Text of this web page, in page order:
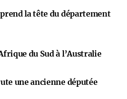
la tête du département
du Sud à l’Australie
une ancienne députée